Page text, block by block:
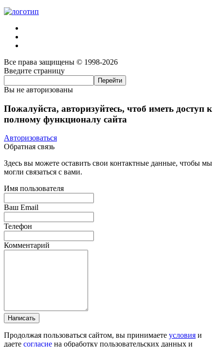
Все права защищены © 1998-2026
Введите страницу
Вы не авторизованы
Пожалуйста, авторизуйтесь, чтоб иметь доступ к
полному функционалу сайта
Авторизоваться
Обратная связь
Здесь вы можете оставить свои контактные данные, чтобы мы
могли связаться с вами.
Имя пользователя
Ваш Email
Телефон
Комментарий
Написать
Продолжая пользоваться сайтом, вы принимаете условия и
даете согласие на обработку пользовательских данных и